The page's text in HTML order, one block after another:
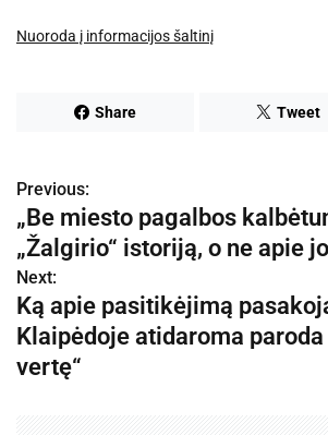
Nuoroda į informacijos šaltinį
Share Tweet
N
a
v
i
g
Previous:
„Be miesto pagalbos
„Žalgirio“ istoriją, o ne apie
Next:
Ką apie pasitikėjimą
Klaipėdoje atidaroma
vertę“